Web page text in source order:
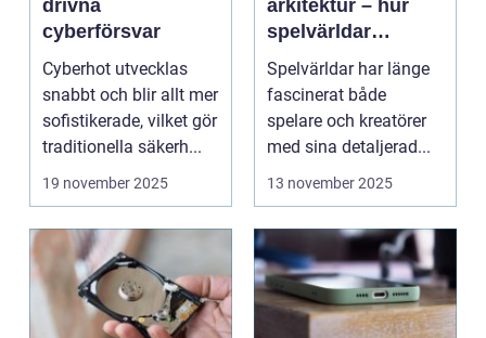
drivna
cyberförsvar
Cyberhot utvecklas
snabbt och blir allt mer
sofistikerade, vilket gör
traditionella säkerh...
19 november 2025
arkitektur – hur
spelvärldar
inspirerar verklig
stadsplanering
Spelvärldar har länge
fascinerat både
spelare och kreatörer
med sina detaljerad...
13 november 2025